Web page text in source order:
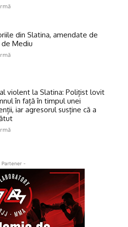
din Slatina, amendate de
de Mediu
violent la Slatina: Polițist lovit
în față în timpul unei
iar agresorul susține că a
Partener -